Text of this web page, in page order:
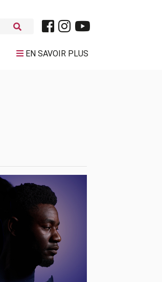
EN SAVOIR PLUS